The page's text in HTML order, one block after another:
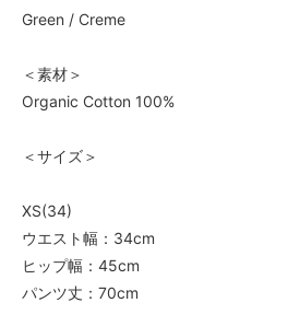
Green / Creme
＜素材＞
Organic Cotton 100%
＜サイズ＞
XS(34)
ウエスト幅：34cm
ヒップ幅：45cm
パンツ丈：70cm